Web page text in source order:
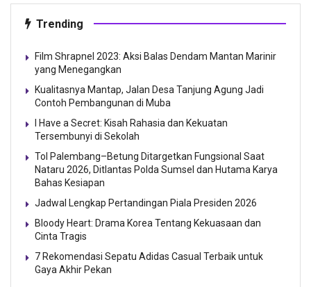
Trending
Film Shrapnel 2023: Aksi Balas Dendam Mantan Marinir
yang Menegangkan
Kualitasnya Mantap, Jalan Desa Tanjung Agung Jadi
Contoh Pembangunan di Muba
I Have a Secret: Kisah Rahasia dan Kekuatan
Tersembunyi di Sekolah
Tol Palembang–Betung Ditargetkan Fungsional Saat
Nataru 2026, Ditlantas Polda Sumsel dan Hutama Karya
Bahas Kesiapan
Jadwal Lengkap Pertandingan Piala Presiden 2026
Bloody Heart: Drama Korea Tentang Kekuasaan dan
Cinta Tragis
7 Rekomendasi Sepatu Adidas Casual Terbaik untuk
Gaya Akhir Pekan